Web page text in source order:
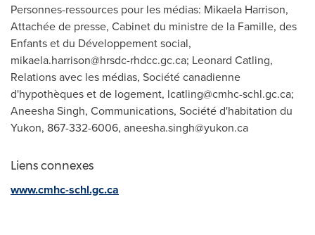
Personnes-ressources pour les médias: Mikaela Harrison,
Attachée de presse, Cabinet du ministre de la Famille, des
Enfants et du Développement social,
mikaela.harrison@hrsdc-rhdcc.gc.ca; Leonard Catling,
Relations avec les médias, Société canadienne
d'hypothèques et de logement, lcatling@cmhc-schl.gc.ca;
Aneesha Singh, Communications, Société d'habitation du
Yukon, 867-332-6006, aneesha.singh@yukon.ca
Liens connexes
www.cmhc-schl.gc.ca